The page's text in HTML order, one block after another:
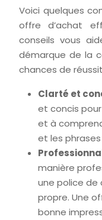
Voici quelques
offre d’achat
conseils vous
démarque de la
chances de
Clarté et
et concis
et à
et les
manière
une police de
propre. Une
bonne